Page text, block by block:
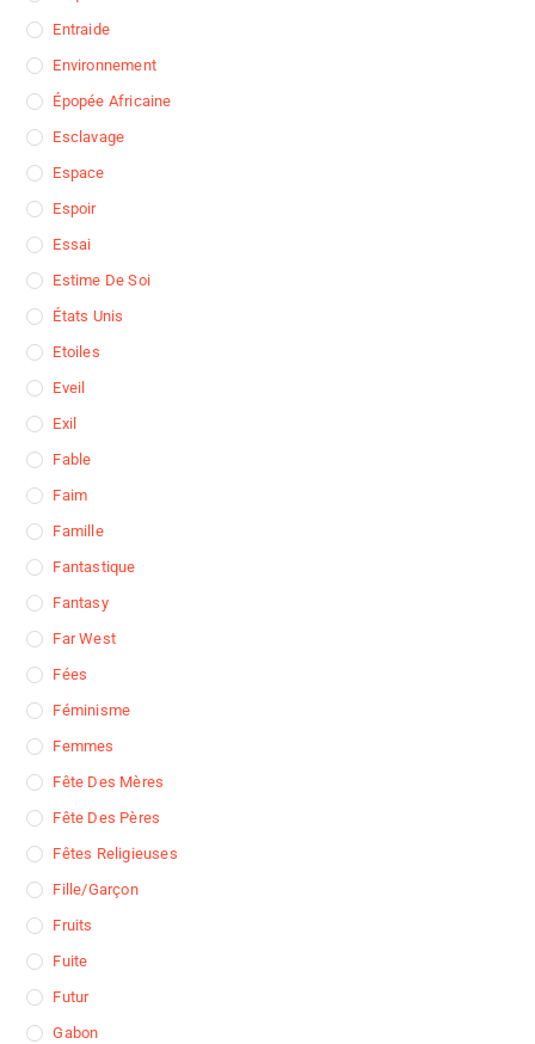
Entraide
Environnement
Épopée Africaine
Esclavage
Espace
Espoir
Essai
Estime De Soi
États Unis
Etoiles
Eveil
Exil
Fable
Faim
Famille
Fantastique
Fantasy
Far West
Fées
Féminisme
Femmes
Fête Des Mères
Fête Des Pères
Fêtes Religieuses
Fille/garçon
Fruits
Fuite
Futur
Gabon